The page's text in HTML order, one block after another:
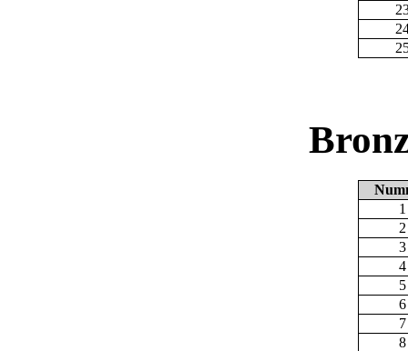
1
2
3
4
5
6
7
8